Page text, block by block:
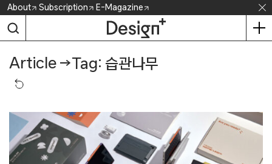
Skip
content
About Subscription E-Magazine
Article →Tag: 습관나무